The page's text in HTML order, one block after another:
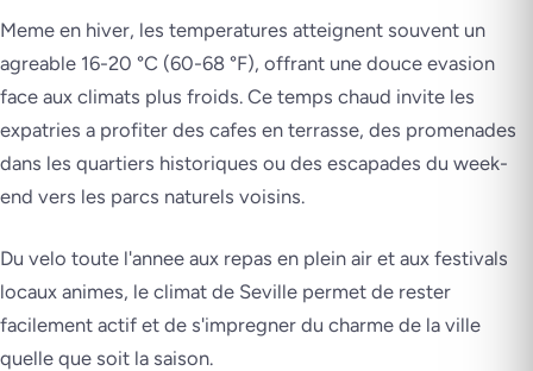
Meme en hiver, les temperatures atteignent souvent un
agreable 16-20 °C (60-68 °F), offrant une douce evasion
face aux climats plus froids. Ce temps chaud invite les
expatries a profiter des cafes en terrasse, des promenades
dans les quartiers historiques ou des escapades du week-
end vers les parcs naturels voisins.
Du velo toute l'annee aux repas en plein air et aux festivals
locaux animes, le climat de Seville permet de rester
facilement actif et de s'impregner du charme de la ville
quelle que soit la saison.